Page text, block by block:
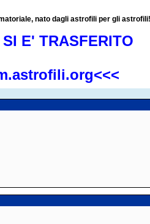
nato dagli astrofili per gli astrofili!
E' TRASFERITO